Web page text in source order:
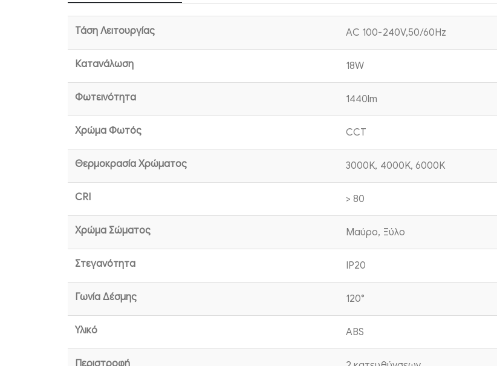
Τάση Λειτουργίας AC 100-240V,50/60Hz
Κατανάλωση 18W
Φωτεινότητα 1440lm
Χρώμα Φωτός CCT
Θερμοκρασία Χρώματος 3000K, 4000K, 6000K
CRI > 80
Χρώμα Σώματος Μαύρο, Ξύλο
Στεγανότητα IP20
Γωνία Δέσμης 120°
Υλικό ABS